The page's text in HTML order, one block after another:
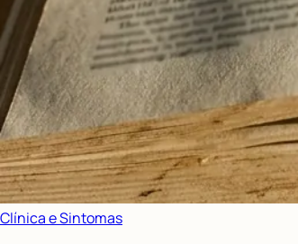
Clínica e Sintomas